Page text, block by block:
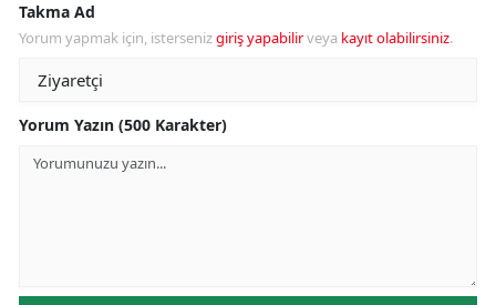
Takma Ad
Yorum yapmak için, istersenizgiriş yapabilirveya kayıt olabilirsiniz.
Yorum Yazın (500 Karakter)